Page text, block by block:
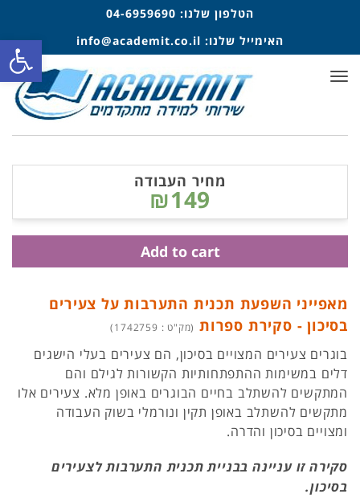
הטלפון שלנו: 04-6959690
האימייל שלנו: info@academit.co.il
תפריט
מאפייני השפעת תכנית התערבות על צעירים
בסיכון - סקירת ספרות (מק"ט : 1742759)
בוגרים צעירים המצויים בסיכון, הם צעירים בעלי הישגים
דלים במשימות ההתפתחותיות הקשורות לגילם והם
המתקשים להשתלב בחיים הבוגרים באופן מלא. צעירים אלו
מתקשים להשתלב באופן תקין ונורמלי בשוק העבודה
ומצויים בסיכון והדרה.
סקירה זו עניינה בבניית תכנית התערבות לצעירים
בסיכון.
מחיר העבודה
₪149
Add to cart
פתח